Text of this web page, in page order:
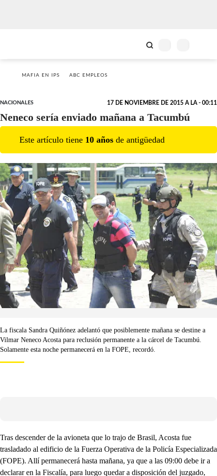
MAFIA EN IPS ABC EMPLEOS
NACIONALES 17 DE NOVIEMBRE DE 2015 A LA - 00:11
Neneco sería enviado mañana a Tacumbú
Este artículo tiene 10 años de antigüedad
La fiscala Sandra Quiñónez adelantó que posiblemente mañana se destine a
Vilmar Neneco Acosta para reclusión permanente a la cárcel de Tacumbú.
Solamente esta noche permanecerá en la FOPE, recordó.
Tras descender de la avioneta que lo trajo de Brasil, Acosta fue
trasladado al edificio de la Fuerza Operativa de la Policía Especializada
(FOPE). Allí permanecerá hasta mañana, ya que a las 09:00 debe ir a
declarar en la Fiscalía, para luego quedar a disposición del juzgado,